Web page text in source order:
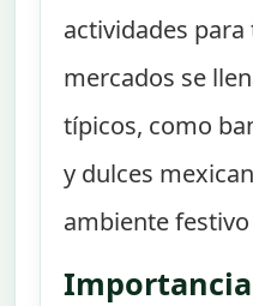
actividades
mercados se
típicos, como
y dulces
ambiente